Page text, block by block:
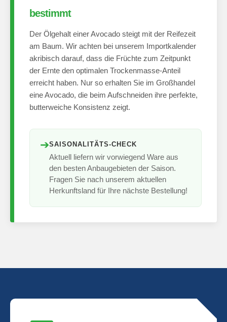
bestimmt
Der Ölgehalt einer Avocado steigt mit der Reifezeit
am Baum. Wir achten bei unserem Importkalender
akribisch darauf, dass die Früchte zum Zeitpunkt
der Ernte den optimalen Trockenmasse-Anteil
erreicht haben. Nur so erhalten Sie im Großhandel
eine Avocado, die beim Aufschneiden ihre perfekte,
butterweiche Konsistenz zeigt.
➔SAISONALITÄTS-CHECK
Aktuell liefern wir vorwiegend Ware aus
den besten Anbaugebieten der Saison.
Fragen Sie nach unserem aktuellen
Herkunftsland für Ihre nächste Bestellung!